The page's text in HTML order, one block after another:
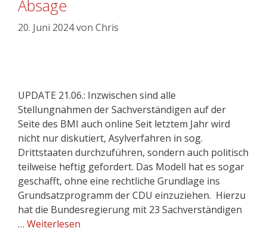
Absage
20. Juni 2024von Chris
UPDATE 21.06.: Inzwischen sind alle
Stellungnahmen der Sachverständigen auf der
Seite des BMI auch online Seit letztem Jahr wird
nicht nur diskutiert, Asylverfahren in sog.
Drittstaaten durchzuführen, sondern auch politisch
teilweise heftig gefordert. Das Modell hat es sogar
geschafft, ohne eine rechtliche Grundlage ins
Grundsatzprogramm der CDU einzuziehen. Hierzu
hat die Bundesregierung mit 23 Sachverständigen
… Weiterlesen